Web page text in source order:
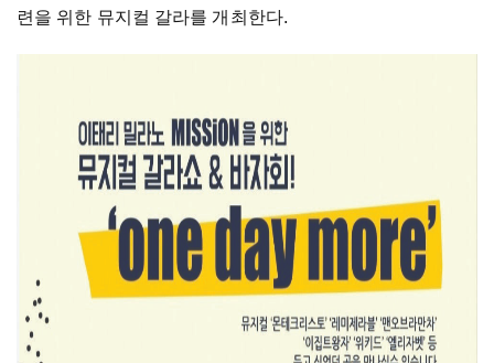
련을 위한 뮤지컬 갈라를 개최한다.